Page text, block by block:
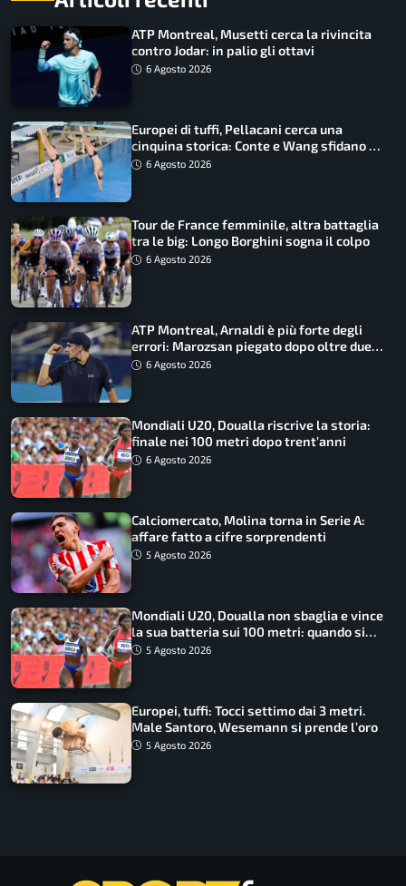
ATP Montreal, Musetti cerca la rivincita
contro Jodar: in palio gli ottavi
6 Agosto 2026
Europei di tuffi, Pellacani cerca una
cinquina storica: Conte e Wang sfidano la
piattaforma
6 Agosto 2026
Tour de France femminile, altra battaglia
tra le big: Longo Borghini sogna il colpo
6 Agosto 2026
ATP Montreal, Arnaldi è più forte degli
errori: Marozsan piegato dopo oltre due
ore6 Agosto 2026
Mondiali U20, Doualla riscrive la storia:
finale nei 100 metri dopo trent’anni
6 Agosto 2026
Calciomercato, Molina torna in Serie A:
affare fatto a cifre sorprendenti
5 Agosto 2026
Mondiali U20, Doualla non sbaglia e vince
la sua batteria sui 100 metri: quando si
disputano le finali
5 Agosto 2026
Europei, tuffi: Tocci settimo dai 3 metri.
Male Santoro, Wesemann si prende l’oro
5 Agosto 2026